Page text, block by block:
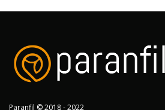
Paranfil © 2018 - 2022